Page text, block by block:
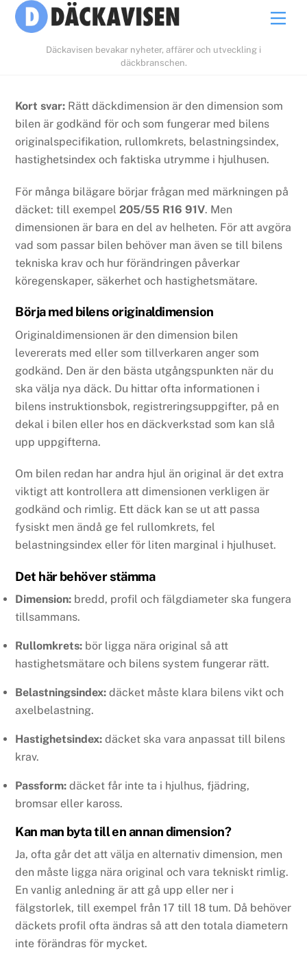
Skip
Däckavisen bevakar nyheter, affärer och utveckling i
däckbranschen.
Kort svar: Rätt däckdimension är den dimension som
bilen är godkänd för och som fungerar med bilens
originalspecifikation, rullomkrets, belastningsindex,
hastighetsindex och faktiska utrymme i hjulhusen.
För många bilägare börjar frågan med märkningen på
däcket: till exempel205/55 R16 91V. Men
dimensionen är bara en del av helheten. För att avgöra
vad som passar bilen behöver man även se till bilens
tekniska krav och hur förändringen påverkar
köregenskaper, säkerhet och hastighetsmätare.
Börja med bilens originaldimension
Originaldimensionen är den dimension bilen
levererats med eller som tillverkaren anger som
godkänd. Den är den bästa utgångspunkten när du
ska välja nya däck. Du hittar ofta informationen i
bilens instruktionsbok, registreringsuppgifter, på en
dekal i bilen eller hos en däckverkstad som kan slå
upp uppgifterna.
Om bilen redan har andra hjul än original är det extra
viktigt att kontrollera att dimensionen verkligen är
godkänd och rimlig. Ett däck kan se ut att passa
fysiskt men ändå ge fel rullomkrets, fel
belastningsindex eller för liten marginal i hjulhuset.
Det här behöver stämma
Dimension: bredd, profil och fälgdiameter ska fungera
tillsammans.
Rullomkrets: bör ligga nära original så att
hastighetsmätare och bilens system fungerar rätt.
Belastningsindex: däcket måste klara bilens vikt och
axelbelastning.
Hastighetsindex: däcket ska vara anpassat till bilens
krav.
Passform: däcket får inte ta i hjulhus, fjädring,
bromsar eller kaross.
Kan man byta till en annan dimension?
Ja, ofta går det att välja en alternativ dimension, men
den måste ligga nära original och vara tekniskt rimlig.
En vanlig anledning är att gå upp eller ner i
fälgstorlek, till exempel från 17 till 18 tum. Då behöver
däckets profil ofta ändras så att den totala diametern
inte förändras för mycket.